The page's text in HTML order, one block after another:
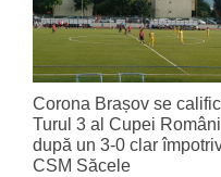
Corona Brașov se
Turul 3 al Cupei
după un 3-0 clar
CSM Săcele